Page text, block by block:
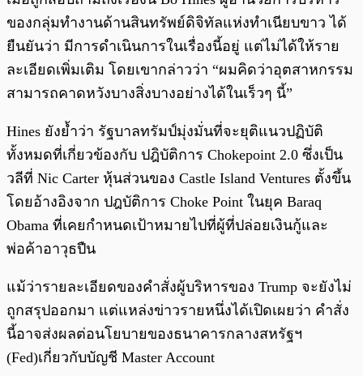
ของกลุ่มทำงานด้านสินทรัพย์ดิจิทัลแห่งทำเนียบขาว ได้
ยืนยันว่า มีการดำเนินการในเรื่องนี้อยู่ แต่ไม่ได้ให้ราย
ละเอียดเพิ่มเติม โดยเขากล่าวว่า “ผมคิดว่าอุตสาหกรรม
สามารถคาดหวังบางสิ่งบางอย่างได้ในเร็วๆ นี้”
Hines ยังย้ำว่า รัฐบาลทรัมป์มุ่งมั่นที่จะยุติแนวปฏิบัติ
ทั้งหมดที่เกี่ยวข้องกับ ปฎิบัติการ Chokepoint 2.0 ซึ่งเป็น
วลีที่ Nic Carter หุ้นส่วนของ Castle Island Ventures ตั้งขึ้น
โดยอ้างอิงจาก ปฎบัติการ Choke Point ในยุค Baraq
Obama ที่เคยกำหนดเป้าหมายไปที่ผู้ที่ปล่อยเงินกู้และ
พ่อค้าอาวุธปืน
แม้ว่ารายละเอียดของคำสั่งผู้บริหารของ Trump จะยังไม่
ถูกสรุปออกมา แต่แหล่งข่าวรายหนึ่งได้เปิดเผยว่า คำสั่ง
นี้อาจส่งผลต่อนโยบายของธนาคารกลางสหรัฐฯ
(Fed)เกี่ยวกับบัญชี Master Account